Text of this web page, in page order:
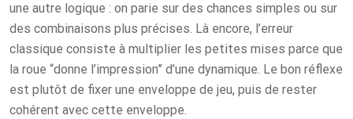
une autre logique : on parie sur des chances simples ou sur
des combinaisons plus précises. Là encore, l’erreur
classique consiste à multiplier les petites mises parce que
la roue “donne l’impression” d’une dynamique. Le bon réflexe
est plutôt de fixer une enveloppe de jeu, puis de rester
cohérent avec cette enveloppe.